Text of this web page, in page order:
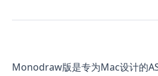
Monodraw版是专为Mac设计的